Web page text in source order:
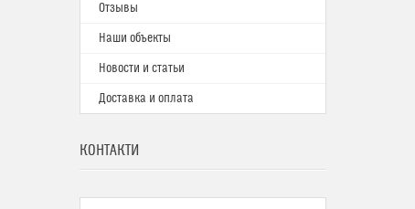
Отзывы
Наши объекты
Новости и статьи
Доставка и оплата
КОНТАКТИ